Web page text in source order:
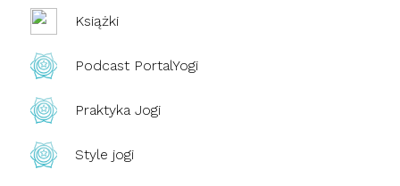
Książki
Podcast PortalYogi
Praktyka Jogi
Style jogi